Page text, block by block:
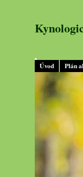
Úvod Plán